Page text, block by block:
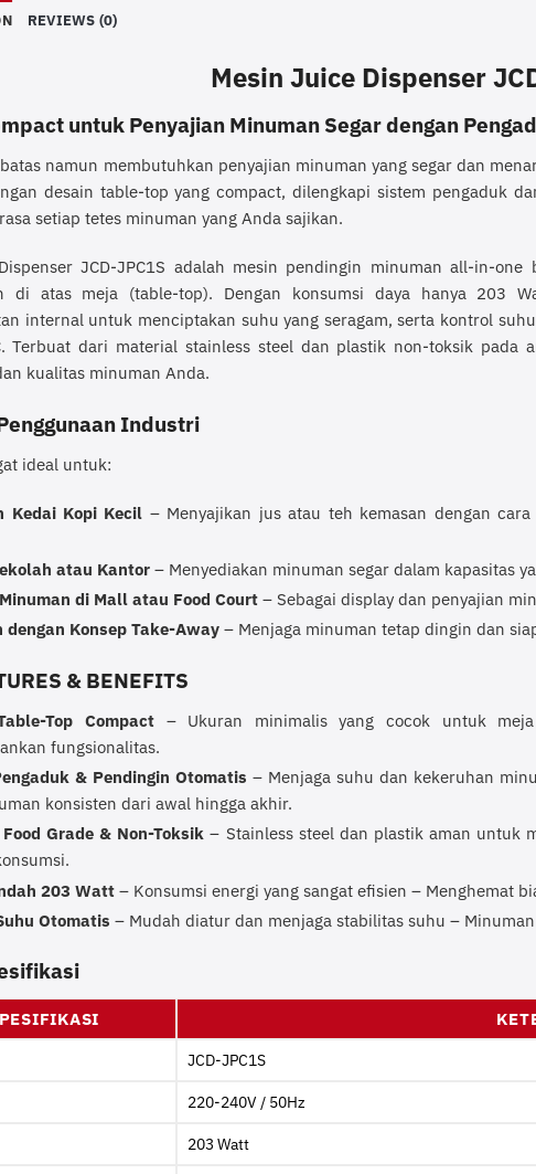
REVIEWS (0)
Mesin Juice Dispenser
untuk Penyajian Minuman Segar dengan
namun membutuhkan penyajian minuman yang segar dan
desain table-top yang compact, dilengkapi sistem pengaduk
setiap tetes minuman yang Anda sajikan.
JCD-JPC1S adalah mesin pendingin minuman all-in-
di atas meja (table-top). Dengan konsumsi daya hanya 203
internal untuk menciptakan suhu yang seragam, serta kontrol
Terbuat dari material stainless steel dan plastik non-toksik pada
kualitas minuman Anda.
Industri
ideal untuk:
Kedai Kopi Kecil – Menyajikan jus atau teh kemasan dengan
atau Kantor– Menyediakan minuman segar dalam kapasitas
di Mall atau Food Court– Sebagai display dan penyajian
dengan Konsep Take-Away– Menjaga minuman tetap dingin dan
& BENEFITS
Top Compact– Ukuran minimalis yang cocok untuk
fungsionalitas.
& Pendingin Otomatis – Menjaga suhu dan kekeruhan
konsisten dari awal hingga akhir.
Grade & Non-Toksik – Stainless steel dan plastik aman untuk
203 Watt– Konsumsi energi yang sangat efisien – Menghemat
Otomatis – Mudah diatur dan menjaga stabilitas suhu –
JCD-JPC1S
220-240V / 50Hz
203 Watt